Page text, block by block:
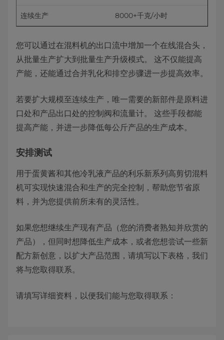
连续生产 8000+千克/小时
您可以通过在混料机的出口流中增加一个在线混合头，
从批量生产扩大到批量生产升级模式。 这不仅能提高
产能，还能通过合并乳化和排空步骤进一步提高效率。
若要扩大规模至连续生产，唯一需要的新部件是原料进
口处和产品出口处的控制阀和流量计。 这些手段都能
提高产能，并进一步降低每公斤产品的生产成本。
安排测试
用于蛋黄酱和其他冷乳液产品的利乐新系列高剪切混料
机可实现快速混合和生产的完全控制，帮助您节省原
料，并为您提供前所未有的灵活性。
如果您想继续生产现有产品（您的消费者熟知并欣赏的
产品），但同时想降低生产成本，或者您想尝试一些新
配方新创意，以扩大产品范围，请填写以下表格，我们
将与您取得联系。
请填写详细资料，以便我们能与您取得联系：